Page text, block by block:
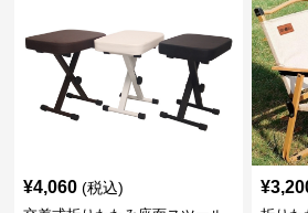
¥4,060 (税込) ¥